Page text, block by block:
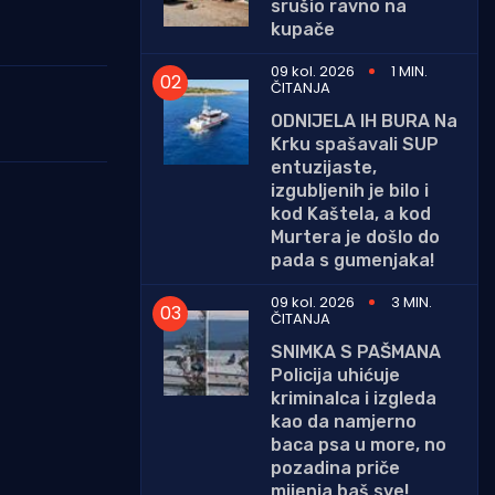
srušio ravno na
kupače
09 kol. 2026
1 MIN.
ČITANJA
ODNIJELA IH BURA Na
Krku spašavali SUP
entuzijaste,
izgubljenih je bilo i
kod Kaštela, a kod
Murtera je došlo do
pada s gumenjaka!
09 kol. 2026
3 MIN.
ČITANJA
SNIMKA S PAŠMANA
Policija uhićuje
kriminalca i izgleda
kao da namjerno
baca psa u more, no
pozadina priče
mijenja baš sve!